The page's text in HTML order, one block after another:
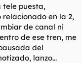
tele puesta,
en la 2,
de canal ni
de ese tren, me
del
lanzo...